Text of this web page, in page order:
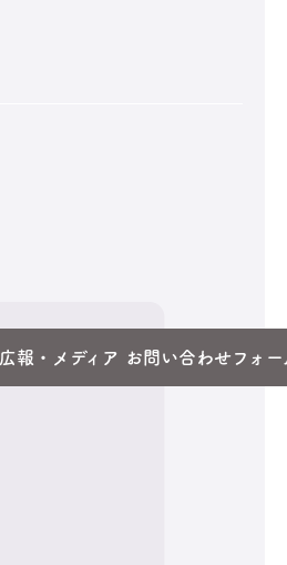
広報・メディア お問い合わせフォー